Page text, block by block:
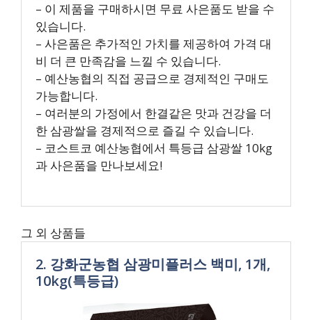
– 이 제품을 구매하시면 무료 사은품도 받을 수
있습니다.
– 사은품은 추가적인 가치를 제공하여 가격 대
비 더 큰 만족감을 느낄 수 있습니다.
– 예산농협의 직접 공급으로 경제적인 구매도
가능합니다.
– 여러분의 가정에서 한결같은 맛과 건강을 더
한 삼광쌀을 경제적으로 즐길 수 있습니다.
– 코스트코 예산농협에서 특등급 삼광쌀 10kg
과 사은품을 만나보세요!
그 외 상품들
2. 강화군농협 삼광미플러스 백미, 1개,
10kg(특등급)